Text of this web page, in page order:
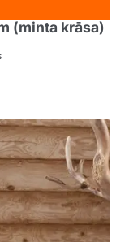
(minta krāsa)